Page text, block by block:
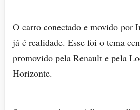
O carro conectado e movido por
já é realidade. Esse foi o tema
promovido pela Renault e pela
Horizonte.